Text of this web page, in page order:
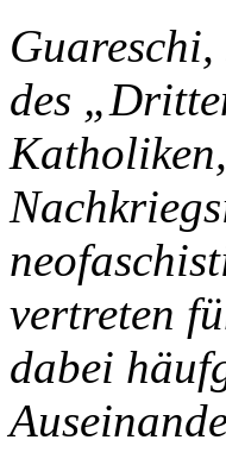
des
vertreten
dabei